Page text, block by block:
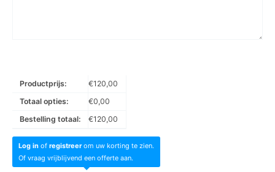
Productprijs: €120,00
Totaal opties:
€0,00
Bestelling totaal:
€120,00
Log in of registreerom uw korting te zien.
Of vraag vrijblijvend een offerte aan.